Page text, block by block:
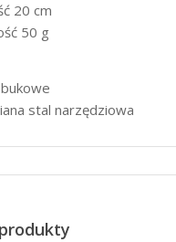
20 cm
50 g
stal narzędziowa